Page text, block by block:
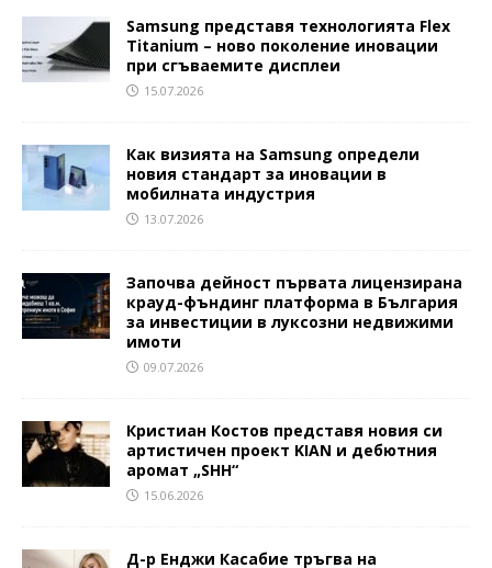
Samsung представя технологията Flex
Titanium – ново поколение иновации
при сгъваемите дисплеи
15.07.2026
Как визията на Samsung определи
новия стандарт за иновации в
мобилната индустрия
13.07.2026
Започва дейност първата лицензирана
крауд-фъндинг платформа в България
за инвестиции в луксозни недвижими
имоти
09.07.2026
Кристиан Костов представя новия си
артистичен проект KIAN и дебютния
аромат „SHH“
15.06.2026
Д-р Енджи Касабие тръгва на